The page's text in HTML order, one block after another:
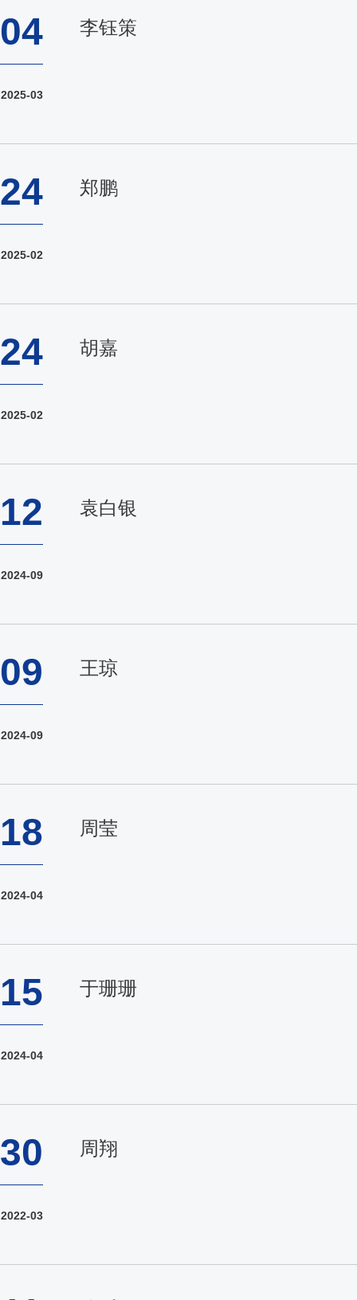
04
2025-03
李钰策
24
2025-02
郑鹏
24
2025-02
胡嘉
12
2024-09
袁白银
09
2024-09
王琼
18
2024-04
周莹
15
2024-04
于珊珊
30
2022-03
周翔